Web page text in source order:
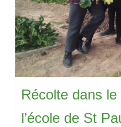
Récolte dans
l’école de St